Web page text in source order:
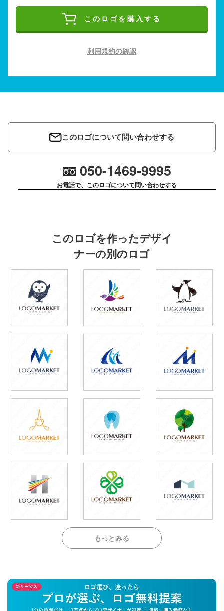
このロゴを購入する
利用規約の確認
このロゴについて問い合わせする
050-1469-9995
お電話で、このロゴについて問い合わせする
このロゴを作ったデザイ
ナーの別のロゴ
もっとみる